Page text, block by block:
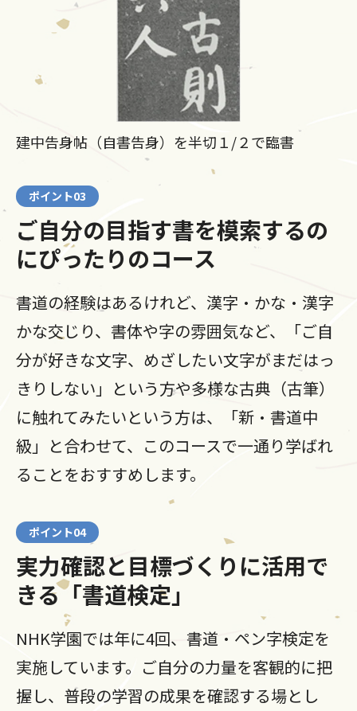
建中告身帖（自書告身）を半切１/２で臨書
ポイント03
ご自分の目指す書を模索するの
にぴったりのコース
書道の経験はあるけれど、漢字・かな・漢字
かな交じり、書体や字の雰囲気など、「ご自
分が好きな文字、めざしたい文字がまだはっ
きりしない」という方や多様な古典（古筆）
に触れてみたいという方は、「新・書道中
級」と合わせて、このコースで一通り学ばれ
ることをおすすめします。
ポイント04
実力確認と目標づくりに活用で
きる「書道検定」
NHK学園では年に4回、書道・ペン字検定を
実施しています。ご自分の力量を客観的に把
握し、普段の学習の成果を確認する場とし